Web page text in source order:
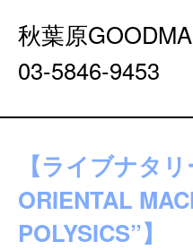
秋葉原
03-5846-9453
【ライブナタ
ORIENTAL
POLYSICS”】